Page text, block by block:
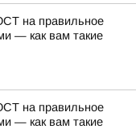
на правильное
— как вам такие
на правильное
— как вам такие